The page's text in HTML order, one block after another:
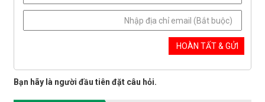
Bạn hãy là người đầu tiên đặt câu hỏi.